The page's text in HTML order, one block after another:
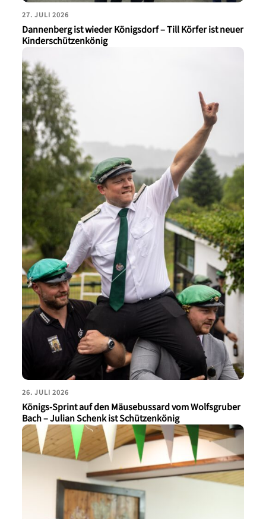
27. JULI 2026
Dannenberg ist wieder Königsdorf – Till Körfer ist neuer
Kinderschützenkönig
26. JULI 2026
Königs-Sprint auf den Mäusebussard vom Wolfsgruber
Bach – Julian Schenk ist Schützenkönig